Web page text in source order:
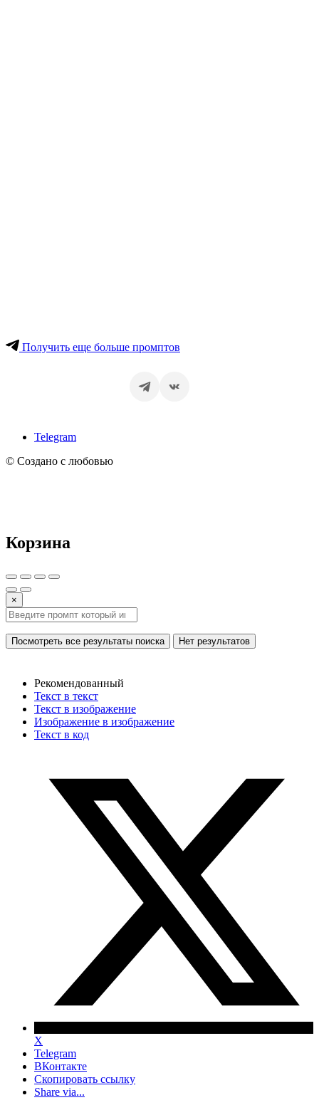
Получить еще больше промптов
Telegram
© Создано с любовью
Корзина
×
Посмотреть все результаты поиска Нет результатов
Рекомендованный
Текст в текст
Текст в изображение
Изображение в изображение
Текст в код
X
Telegram
ВКонтакте
Скопировать ссылку
Share via...